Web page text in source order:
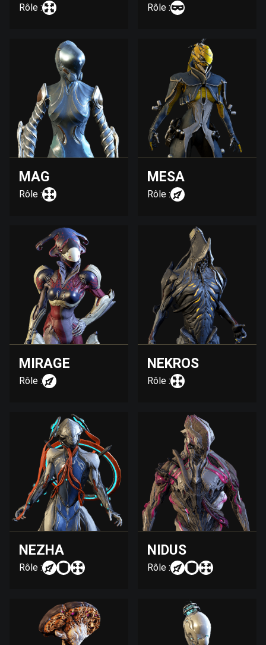
Rôle : Rôle :
MAG
Rôle :
MESA
Rôle :
MIRAGE
Rôle :
NEKROS
Rôle :
NEZHA
Rôle :
NIDUS
Rôle :